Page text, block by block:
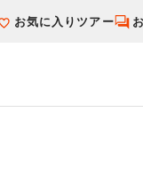
お気に入りツアー